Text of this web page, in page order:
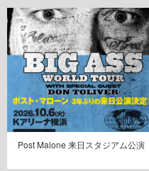
Post Malone 来日スタジアム公演